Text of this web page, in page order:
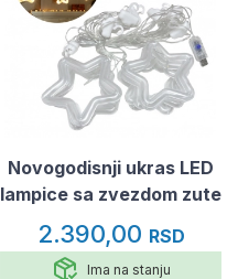
Novogodisnji ukras LED
lampice sa zvezdom zute
2.390,00 RSD
Ima na stanju